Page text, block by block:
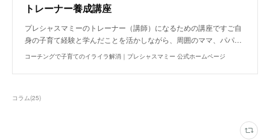
トレーナー養成講座
プレシャスマミーのトレーナー（講師）になるための講座ですご自
身の子育て経験と学んだことを活かしながら、周囲のママ、パパ…
コーチングで子育てのイライラ解消｜プレシャスマミー 公式ホームページ
コラム(25)